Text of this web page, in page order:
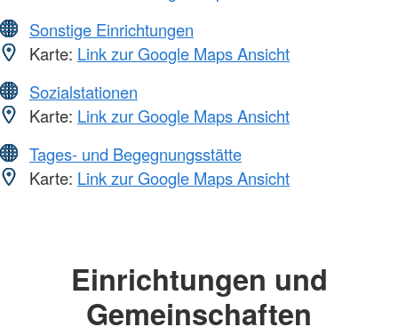
Sonstige Einrichtungen
Karte: Link zur Google Maps Ansicht
Sozialstationen
Karte: Link zur Google Maps Ansicht
Tages- und Begegnungsstätte
Karte: Link zur Google Maps Ansicht
Einrichtungen und
Gemeinschaften